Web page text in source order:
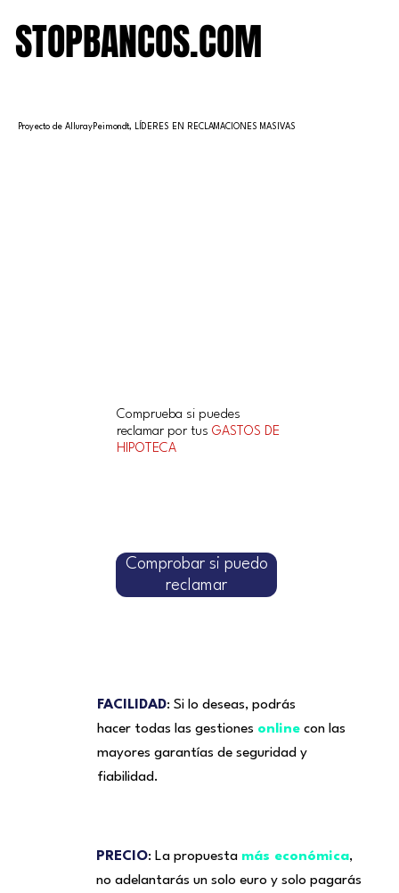
STOPBANCOS.COM
STOPBANCOS.COM
Proyecto de AllurayPeimondt, LÍDERES EN RECLAMACIONES MASIVAS
Comprueba si puedes
reclamar por tusGASTOS DE
HIPOTECA
Comprobar si puedo
reclamar
FACILIDAD: Si lo deseas, podrás
hacer todas las gestiones onlinecon las
mayores garantías de seguridad y
fiabilidad.
PRECIO: La propuesta más económica,
no adelantarás un solo euro y solo pagarás